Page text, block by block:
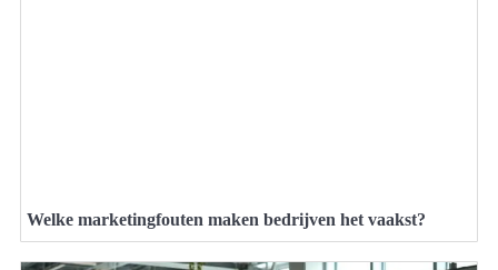
Welke marketingfouten maken bedrijven het vaakst?